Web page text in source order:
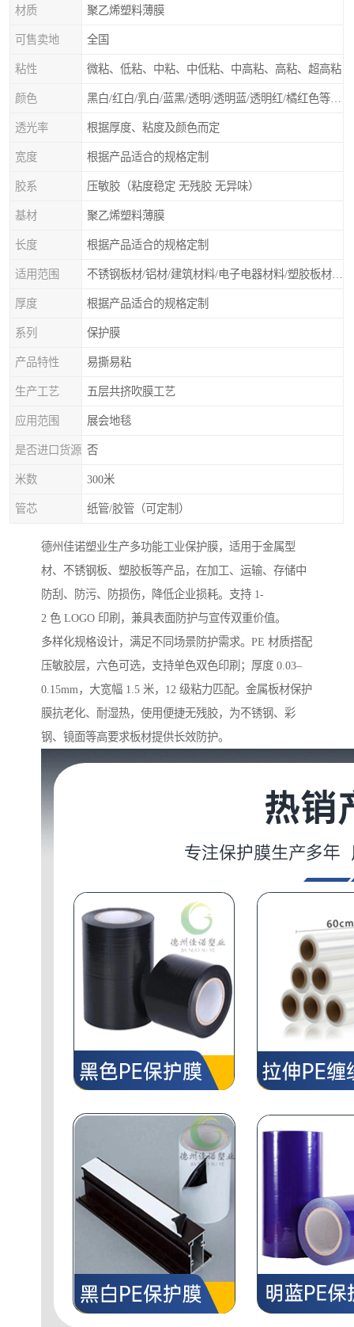
材质 聚乙烯塑料薄膜
可售卖地 全国
粘性 微粘、低粘、中粘、中低粘、中高粘、高粘、超高粘
颜色
透光率 根据厚度、粘度及颜色而定
宽度 根据产品适合的规格定制
胶系 压敏胶（粘度稳定 无残胶 无异味）
基材 聚乙烯塑料薄膜
长度 根据产品适合的规格定制
适用范围
厚度 根据产品适合的规格定制
系列 保护膜
产品特性 易撕易粘
生产工艺 五层共挤吹膜工艺
应用范围 展会地毯
是否进口货源 否
米数 300米
管芯 纸管/胶管（可定制）
德州佳诺塑业生产多功能工业保护膜，适用于金属型
材、不锈钢板、塑胶板等产品，在加工、运输、存储中
防刮、防污、防损伤，降低企业损耗。支持 1-
2 色 LOGO 印刷，兼具表面防护与宣传双重价值。
多样化规格设计，满足不同场景防护需求。PE 材质搭配
压敏胶层，六色可选，支持单色双色印刷；厚度 0.03–
0.15mm，大宽幅 1.5 米，12 级粘力匹配。金属板材保护
膜抗老化、耐湿热，使用便捷无残胶，为不锈钢、彩
钢、镜面等高要求板材提供长效防护。